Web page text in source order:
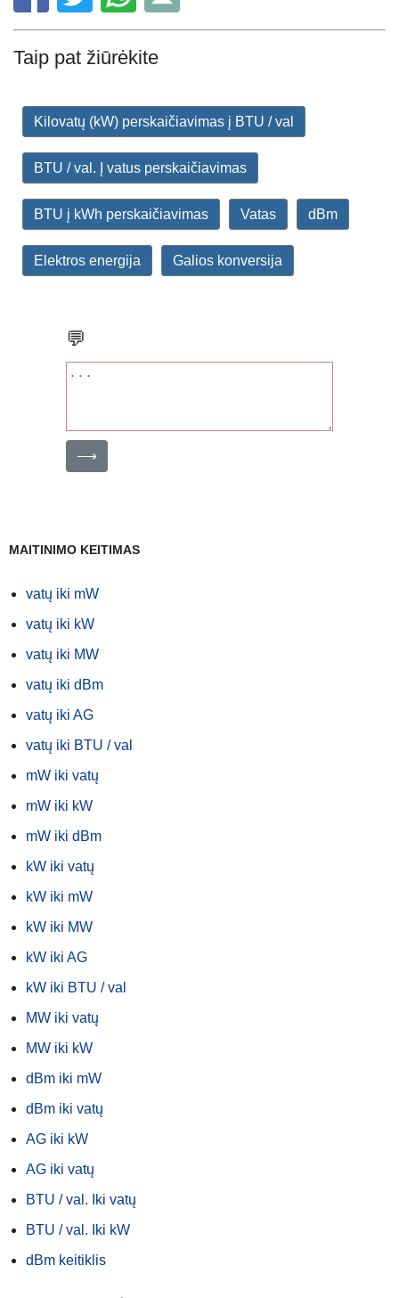
Taip pat žiūrėkite
Kilovatų (kW) perskaičiavimas į BTU / val
BTU / val. Į vatus perskaičiavimas
BTU į kWh perskaičiavimas Vatas dBm
Elektros energija Galios konversija
💬
⟶
MAITINIMO KEITIMAS
vatų iki mW
vatų iki kW
vatų iki MW
vatų iki dBm
vatų iki AG
vatų iki BTU / val
mW iki vatų
mW iki kW
mW iki dBm
kW iki vatų
kW iki mW
kW iki MW
kW iki AG
kW iki BTU / val
MW iki vatų
MW iki kW
dBm iki mW
dBm iki vatų
AG iki kW
AG iki vatų
BTU / val. Iki vatų
BTU / val. Iki kW
dBm keitiklis